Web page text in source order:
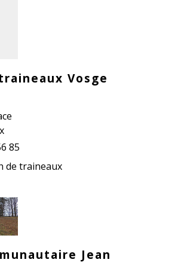
Vosge
85
de traineaux
Jean